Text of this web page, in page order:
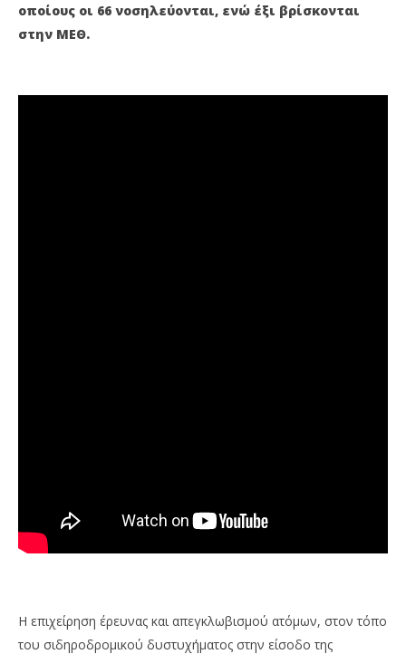
οποίους οι 66 νοσηλεύονται, ενώ έξι βρίσκονται
στην ΜΕΘ.
Η επιχείρηση έρευνας και απεγκλωβισμού ατόμων, στον τόπο
του σιδηροδρομικού δυστυχήματος στην είσοδο της